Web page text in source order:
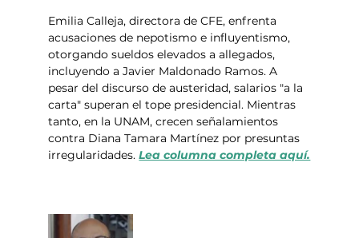
Emilia Calleja, directora de CFE, enfrenta
acusaciones de nepotismo e influyentismo,
otorgando sueldos elevados a allegados,
incluyendo a Javier Maldonado Ramos. A
pesar del discurso de austeridad, salarios "a la
carta" superan el tope presidencial. Mientras
tanto, en la UNAM, crecen señalamientos
contra Diana Tamara Martínez por presuntas
irregularidades. Lea columna completa aquí.